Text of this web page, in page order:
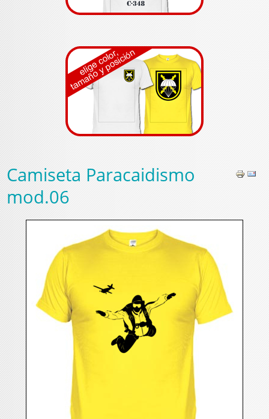
Camiseta Paracaidismo
mod.06